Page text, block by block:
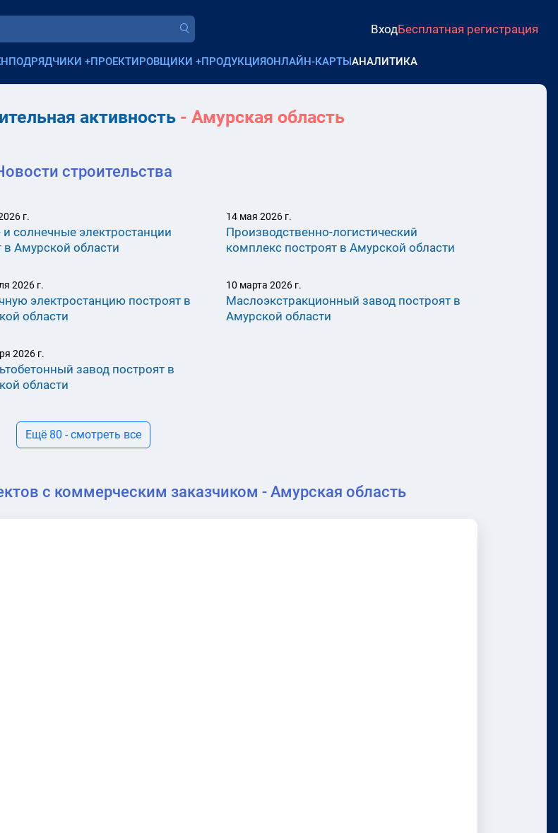
ВходБесплатная регистрация
+ПРОЕКТИРОВЩИКИ +ПРОДУКЦИЯОНЛАЙН-КАРТЫАНАЛИТИКА
активность- Амурская область
строительства
г.
и солнечные электростанции
в Амурской области
14 мая 2026 г.
Производственно-логистический
комплекс построят в Амурской области
2026 г.
электростанцию построят в
области
10 марта 2026 г.
Маслоэкстракционный завод построят в
Амурской области
2026 г.
завод построят в
области
Ещё 80 - смотреть все
с коммерческим заказчиком - Амурская область